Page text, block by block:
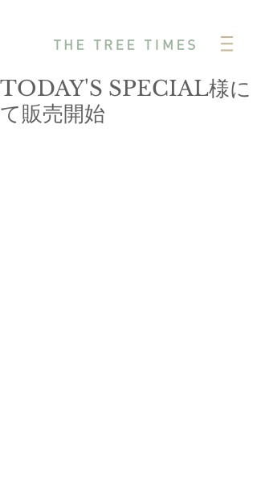
TODAY'S SPECIAL様に
て販売開始